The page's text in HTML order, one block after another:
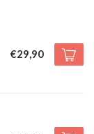
€29,90